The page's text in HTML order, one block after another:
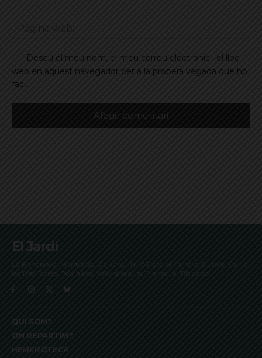
Deseu el meu nom, el meu correu electrònic i el lloc
web en aquest navegador per a la propera vegada que ho
faci.
El Jardí
La Bonanova, Monterols, Galvany, Turó Parc, el Farró, el Putxet, Sarrià,
les Tres Torres, Pedralbes, Vallvidrera, les Planes i el Tibidabo
QUI SOM?
ON REPARTIM?
HEMEROTECA